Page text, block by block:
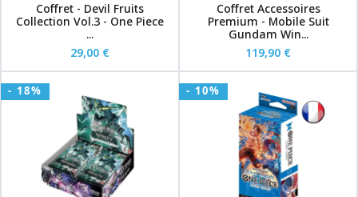
Coffret - Devil Fruits
Collection Vol.3 - One Piece
...
29,00 €
Coffret Accessoires
Premium - Mobile Suit
Gundam Win...
119,90 €
- 18% - 10%